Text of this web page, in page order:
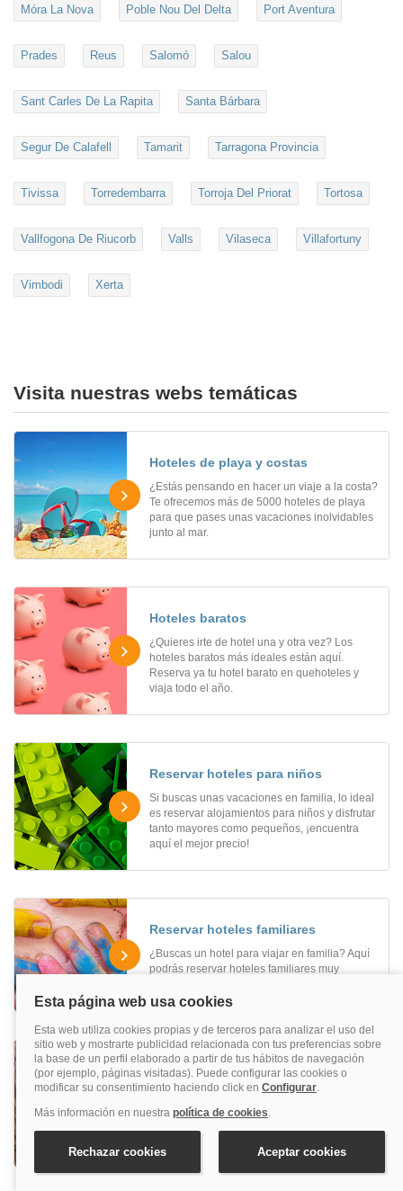
Móra La Nova Poble Nou Del Delta Port Aventura
Prades Reus Salomó Salou
Sant Carles De La Rapita Santa Bárbara
Segur De Calafell Tamarit Tarragona Provincia
Tivissa Torredembarra Torroja Del Priorat Tortosa
Vallfogona De Riucorb Valls Vilaseca Villafortuny
Vimbodi Xerta
Visita nuestras webs temáticas
Hoteles de playa y costas
¿Estás pensando en hacer un viaje a la costa?
Te ofrecemos más de 5000 hoteles de playa
para que pases unas vacaciones inolvidables
junto al mar.
Hoteles baratos
¿Quieres irte de hotel una y otra vez? Los
hoteles baratos más ideales están aquí.
Reserva ya tu hotel barato en quehoteles y
viaja todo el año.
Reservar hoteles para niños
Si buscas unas vacaciones en familia, lo ideal
es reservar alojamientos para niños y disfrutar
tanto mayores como pequeños, ¡encuentra
aquí el mejor precio!
Reservar hoteles familiares
¿Buscas un hotel para viajar en familia? Aquí
podrás reservar hoteles familiares muy
Reservar hoteles con perros
Elige uno de los alojamientos con perros que
te aconsejamos y disfruta de tu mascota en